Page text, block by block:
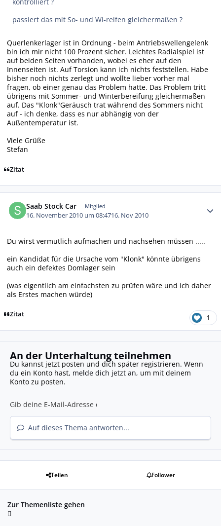
passiert das mit So- und Wi-reifen gleichermaßen ?
Querlenkerlager ist in Ordnung - beim Antriebswellengelenk
bin ich mir nicht 100 Prozent sicher. Leichtes Radialspiel ist
auf beiden Seiten vorhanden, wobei es eher auf den
Innenseiten ist. Auf Torsion kann ich nichts feststellen. Habe
bisher noch nichts zerlegt und wollte lieber vorher mal
fragen, ob einer genau das Problem hatte. Das Problem tritt
übrigens mit Sommer- und Winterbereifung gleichermaßen
auf. Das "Klonk"Geräusch trat während des Sommers nicht
auf - ich denke, dass es nur abhängig von der
Außentemperatur ist.
Viele Grüße
Stefan
Zitat
Saab Stock Car Mitglied
16. November 2010 um 08:4716. Nov 2010
Du wirst vermutlich aufmachen und nachsehen müssen .....
ein Kandidat für die Ursache vom "Klonk" könnte übrigens
auch ein defektes Domlager sein
(was eigentlich am einfachsten zu prüfen wäre und ich daher
als Erstes machen würde)
Zitat 1
An der Unterhaltung teilnehmen
Du kannst jetzt posten und dich später registrieren. Wenn
du ein Konto hast, melde dich jetzt an, um mit deinem
Konto zu posten.
Auf dieses Thema antworten...
Teilen Follower
Zur Themenliste gehen